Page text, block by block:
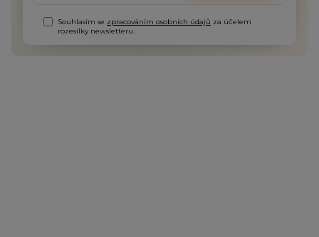
Souhlasím se zpracováním osobních údajů za účelem
rozesílky newsletteru.